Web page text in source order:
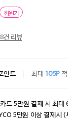
회원가
건 리뷰
인트 최대 105P적
드 5만원 결제 시 최대
5만원 이상 결제시